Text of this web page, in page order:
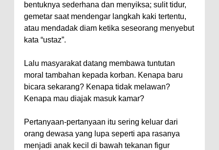
bentuknya sederhana dan menyiksa; sulit tidur,
gemetar saat mendengar langkah kaki tertentu,
atau mendadak diam ketika seseorang menyebut
kata “ustaz”.
Lalu masyarakat datang membawa tuntutan
moral tambahan kepada korban. Kenapa baru
bicara sekarang? Kenapa tidak melawan?
Kenapa mau diajak masuk kamar?
Pertanyaan-pertanyaan itu sering keluar dari
orang dewasa yang lupa seperti apa rasanya
menjadi anak kecil di bawah tekanan figur